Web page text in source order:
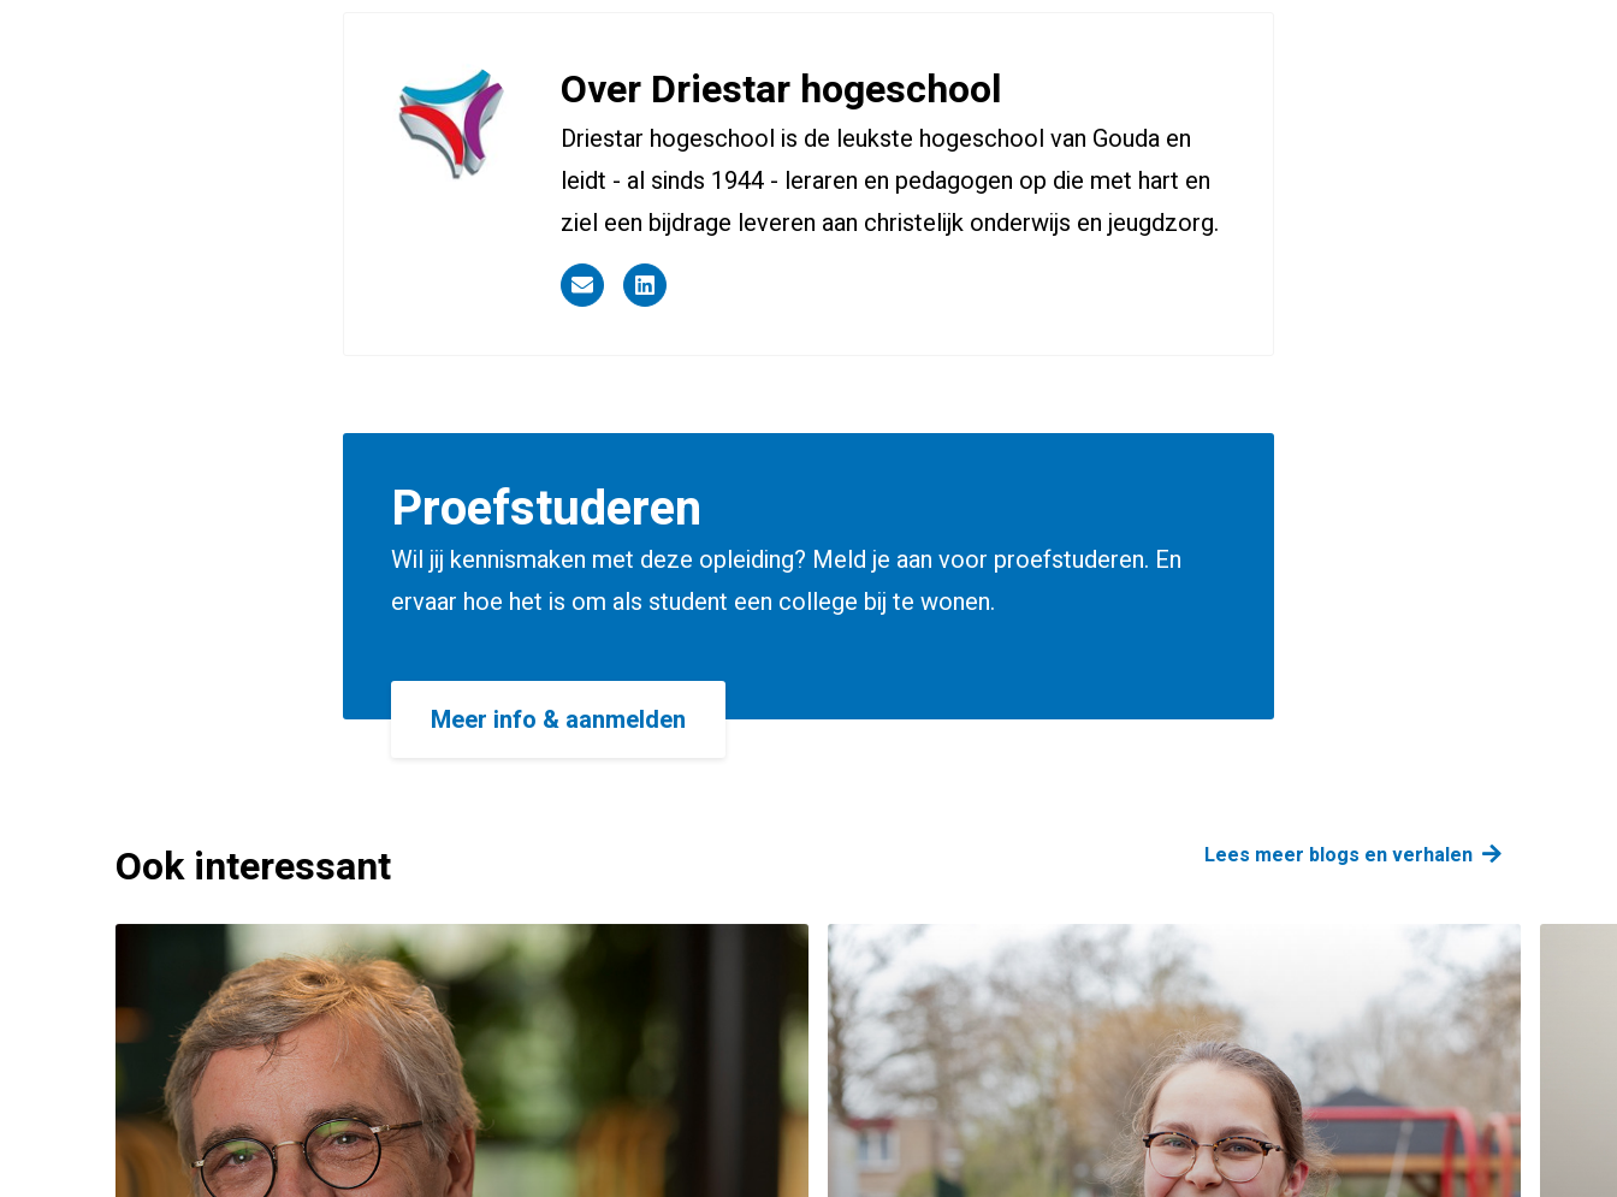
Over Driestar hogeschool
Driestar hogeschool is de leukste hogeschool van Gouda en
leidt - al sinds 1944 - leraren en pedagogen op die met hart en
ziel een bijdrage leveren aan christelijk onderwijs en jeugdzorg.
Driestar.Contact.Email
Driestar.Contact.LinkedIn
Proefstuderen
Wil jij kennismaken met deze opleiding? Meld je aan voor proefstuderen. En
ervaar hoe het is om als student een college bij te wonen.
Meer info & aanmelden
Ook interessant Lees meer blogs en verhalen